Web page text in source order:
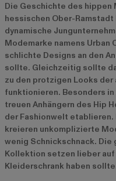
Die Geschichte des
hessischen Ober-Ramstadt
dynamische
Modemarke namens Urban
schlichte Designs an den
sollte. Gleichzeitig sollte
zu den protzigen Looks
funktionieren. Besonders
treuen Anhängern des Hip
der Fashionwelt etablieren.
kreieren unkomplizierte
wenig Schnickschnack.
Kollektion setzen lieber
Kleiderschrank haben